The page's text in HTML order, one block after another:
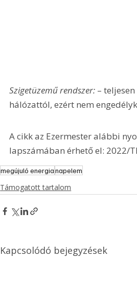
Szigetüzemű rendszer: –
hálózattól, ezért nem
A cikk az Ezermester alábbi
lapszámában érhető el: 2022/
megújuló energianapelem
Támogatott tartalom
Kapcsolódó bejegyzések